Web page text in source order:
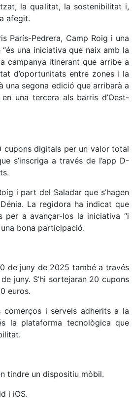
la qualitat, la sostenibilitat i,
afegit.
París-Pedrera, Camp Roig i una
una iniciativa que naix amb la
campanya itinerant que arribe a
d’oportunitats entre zones i la
una segona edició que arribarà a
una tercera als barris d’Oest-
cupons digitals per un valor total
s’inscriga a través de l’app D-
i part del Saladar que s’hagen
La regidora ha indicat que
per a avançar-los la iniciativa “i
bona participació.
de juny de 2025 també a través
juny. S’hi sortejaran 20 cupons
euros.
i serveis adherits a la
la plataforma tecnològica que
tindre un dispositiu mòbil.
i iOS.